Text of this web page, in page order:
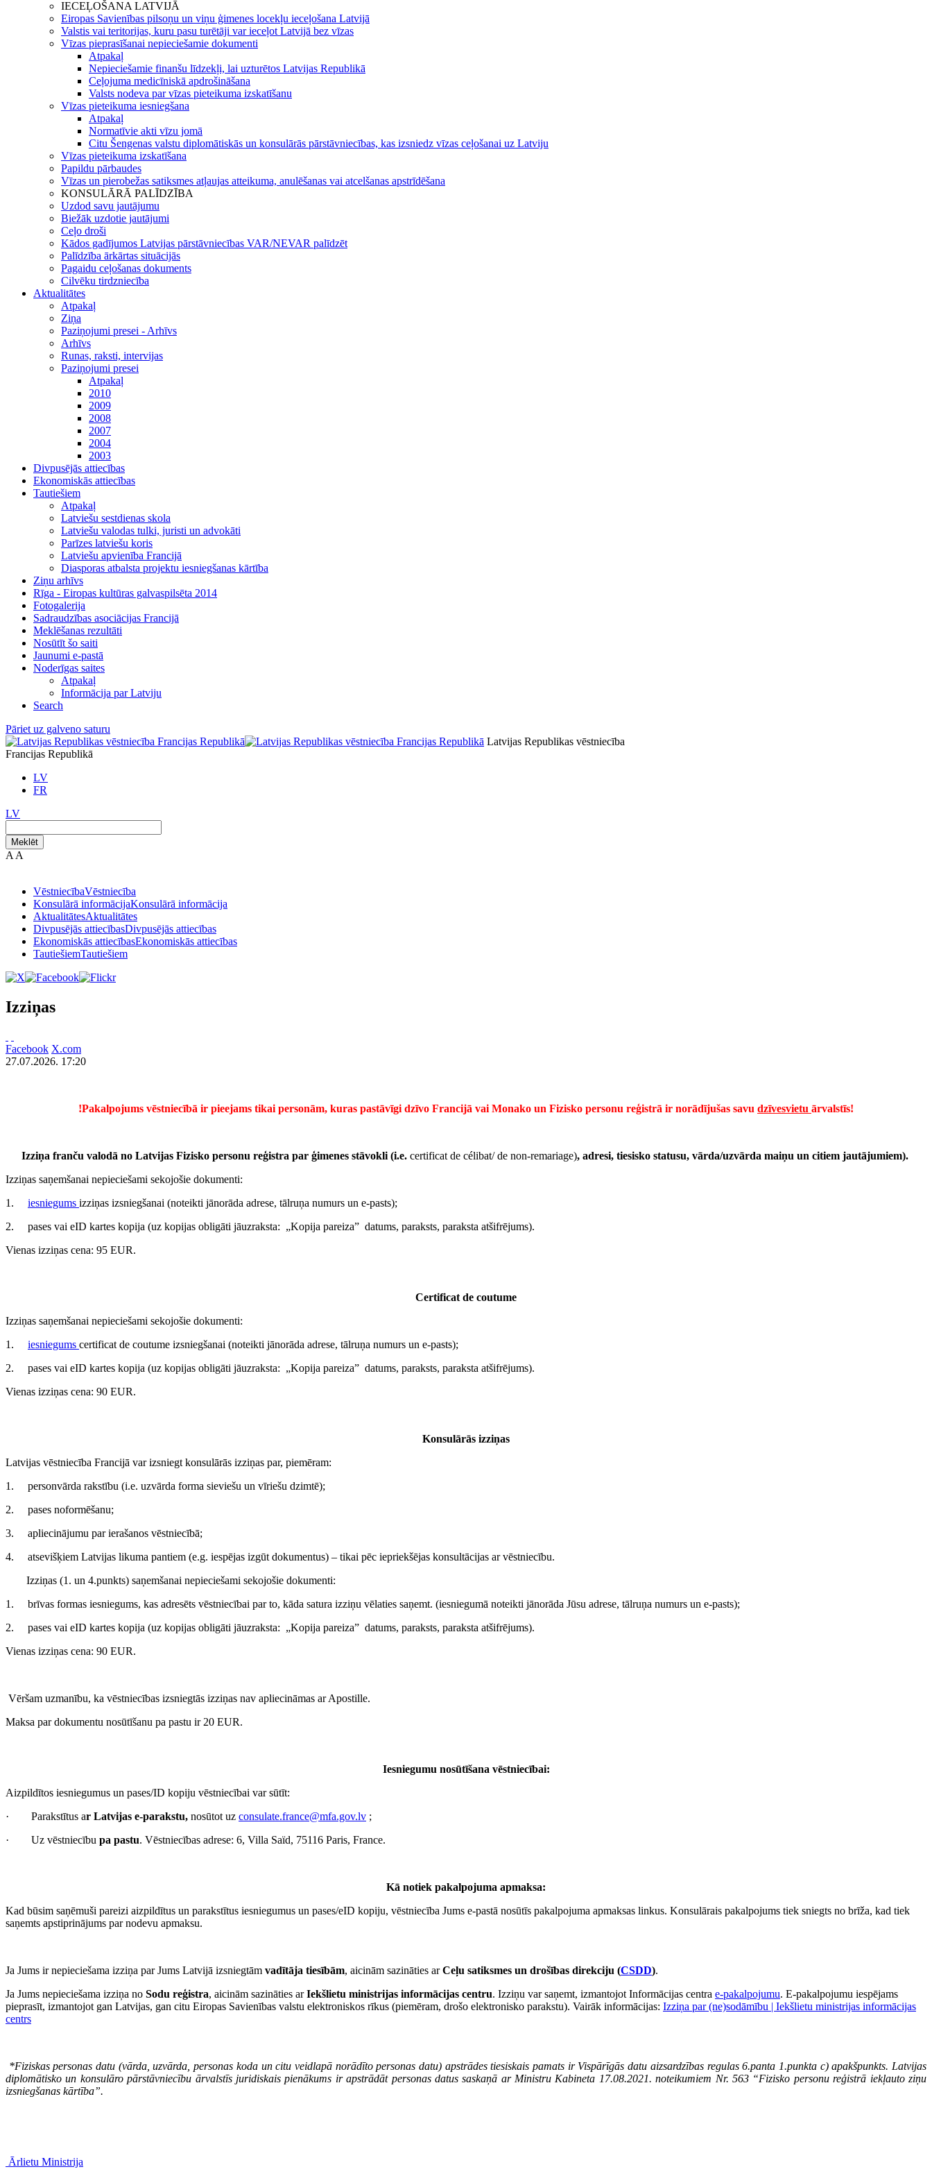
IECEĻOŠANA LATVIJĀ
Eiropas Savienības pilsoņu un viņu ģimenes locekļu ieceļošana Latvijā
Valstis vai teritorijas, kuru pasu turētāji var ieceļot Latvijā bez vīzas
Vīzas pieprasīšanai nepieciešamie dokumenti
Atpakaļ
Nepieciešamie finanšu līdzekļi, lai uzturētos Latvijas Republikā
Ceļojuma medicīniskā apdrošināšana
Valsts nodeva par vīzas pieteikuma izskatīšanu
Vīzas pieteikuma iesniegšana
Atpakaļ
Normatīvie akti vīzu jomā
Citu Šengenas valstu diplomātiskās un konsulārās pārstāvniecības, kas izsniedz vīzas ceļošanai uz Latviju
Vīzas pieteikuma izskatīšana
Papildu pārbaudes
Vīzas un pierobežas satiksmes atļaujas atteikuma, anulēšanas vai atcelšanas apstrīdēšana
KONSULĀRĀ PALĪDZĪBA
Uzdod savu jautājumu
Biežāk uzdotie jautājumi
Ceļo droši
Kādos gadījumos Latvijas pārstāvniecības VAR/NEVAR palīdzēt
Palīdzība ārkārtas situācijās
Pagaidu ceļošanas dokuments
Cilvēku tirdzniecība
Aktualitātes
Atpakaļ
Ziņa
Paziņojumi presei - Arhīvs
Arhīvs
Runas, raksti, intervijas
Paziņojumi presei
Atpakaļ
2010
2009
2008
2007
2004
2003
Divpusējās attiecības
Ekonomiskās attiecības
Tautiešiem
Atpakaļ
Latviešu sestdienas skola
Latviešu valodas tulki, juristi un advokāti
Parīzes latviešu koris
Latviešu apvienība Francijā
Diasporas atbalsta projektu iesniegšanas kārtība
Ziņu arhīvs
Rīga - Eiropas kultūras galvaspilsēta 2014
Fotogalerija
Sadraudzības asociācijas Francijā
Meklēšanas rezultāti
Nosūtīt šo saiti
Jaunumi e-pastā
Noderīgas saites
Atpakaļ
Informācija par Latviju
Search
Pāriet uz galveno saturu
Latvijas Republikas vēstniecība
Francijas Republikā
LV
FR
LV
Meklēt
A A
VēstniecībaVēstniecība
Konsulārā informācijaKonsulārā informācija
AktualitātesAktualitātes
Divpusējās attiecībasDivpusējās attiecības
Ekonomiskās attiecībasEkonomiskās attiecības
TautiešiemTautiešiem
Izziņas
Facebook X.com
27.07.2026. 17:20
!Pakalpojums vēstniecībā ir pieejams tikai personām, kuras pastāvīgi dzīvo Francijā vai Monako un Fizisko personu reģistrā ir norādījušas savu dzīvesvietu ārvalstīs!
Izziņa franču valodā no Latvijas Fizisko personu reģistra par ģimenes stāvokli (i.e. certificat de célibat/ de non-remariage), adresi, tiesisko statusu, vārda/uzvārda maiņu un citiem jautājumiem).
Izziņas saņemšanai nepieciešami sekojošie dokumenti:
1. iesniegums izziņas izsniegšanai (noteikti jānorāda adrese, tālruņa numurs un e-pasts);
2. pases vai eID kartes kopija (uz kopijas obligāti jāuzraksta: „Kopija pareiza” datums, paraksts, paraksta atšifrējums).
Vienas izziņas cena: 95 EUR.
Certificat de coutume
Izziņas saņemšanai nepieciešami sekojošie dokumenti:
1. iesniegums certificat de coutume izsniegšanai (noteikti jānorāda adrese, tālruņa numurs un e-pasts);
2. pases vai eID kartes kopija (uz kopijas obligāti jāuzraksta: „Kopija pareiza” datums, paraksts, paraksta atšifrējums).
Vienas izziņas cena: 90 EUR.
Konsulārās izziņas
Latvijas vēstniecība Francijā var izsniegt konsulārās izziņas par, piemēram:
1. personvārda rakstību (i.e. uzvārda forma sieviešu un vīriešu dzimtē);
2. pases noformēšanu;
3. apliecinājumu par ierašanos vēstniecībā;
4. atsevišķiem Latvijas likuma pantiem (e.g. iespējas izgūt dokumentus) – tikai pēc iepriekšējas konsultācijas ar vēstniecību.
Izziņas (1. un 4.punkts) saņemšanai nepieciešami sekojošie dokumenti:
1. brīvas formas iesniegums, kas adresēts vēstniecībai par to, kāda satura izziņu vēlaties saņemt. (iesniegumā noteikti jānorāda Jūsu adrese, tālruņa numurs un e-pasts);
2. pases vai eID kartes kopija (uz kopijas obligāti jāuzraksta: „Kopija pareiza” datums, paraksts, paraksta atšifrējums).
Vienas izziņas cena: 90 EUR.
Vēršam uzmanību, ka vēstniecības izsniegtās izziņas nav apliecināmas ar Apostille.
Maksa par dokumentu nosūtīšanu pa pastu ir 20 EUR.
Iesniegumu nosūtīšana vēstniecībai:
Aizpildītos iesniegumus un pases/ID kopiju vēstniecībai var sūtīt:
· Parakstītus ar Latvijas e-parakstu, nosūtot uz consulate.france@mfa.gov.lv ;
· Uz vēstniecību pa pastu. Vēstniecības adrese: 6, Villa Saïd, 75116 Paris, France.
Kā notiek pakalpojuma apmaksa:
Kad būsim saņēmuši pareizi aizpildītus un parakstītus iesniegumus un pases/eID kopiju, vēstniecība Jums e-pastā nosūtīs pakalpojuma apmaksas linkus. Konsulārais pakalpojums tiek sniegts no brīža, kad tiek
saņemts apstiprinājums par nodevu apmaksu.
Ja Jums ir nepieciešama izziņa par Jums Latvijā izsniegtām vadītāja tiesībām, aicinām sazināties arCeļu satiksmes un drošības direkciju (CSDD).
Ja Jums nepieciešama izziņa no Sodu reģistra, aicinām sazināties arIekšlietu ministrijas informācijas centru. Izziņu var saņemt, izmantojot Informācijas centra e-pakalpojumu. E-pakalpojumu iespējams
pieprasīt, izmantojot gan Latvijas, gan citu Eiropas Savienības valstu elektroniskos rīkus (piemēram, drošo elektronisko parakstu). Vairāk informācijas: Izziņa par (ne)sodāmību | Iekšlietu ministrijas informācijas
centrs
*Fiziskas personas datu (vārda, uzvārda, personas koda un citu veidlapā norādīto personas datu) apstrādes tiesiskais pamats ir Vispārīgās datu aizsardzības regulas 6.panta 1.punkta c) apakšpunkts. Latvijas
diplomātisko un konsulāro pārstāvniecību ārvalstīs juridiskais pienākums ir apstrādāt personas datus saskaņā ar Ministru Kabineta 17.08.2021. noteikumiem Nr. 563 “Fizisko personu reģistrā iekļauto ziņu
izsniegšanas kārtība”.
Ārlietu Ministrija